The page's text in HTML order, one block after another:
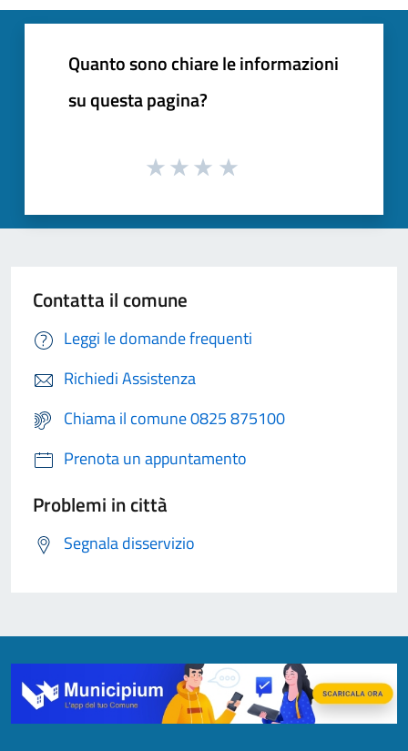
Quanto sono chiare le informazioni
su questa pagina?
Contatta il comune
Leggi le domande frequenti
Richiedi Assistenza
Chiama il comune 0825 875100
Prenota un appuntamento
Problemi in città
Segnala disservizio